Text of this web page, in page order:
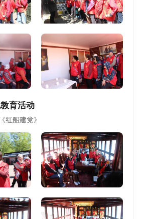
育活动
红船建党》